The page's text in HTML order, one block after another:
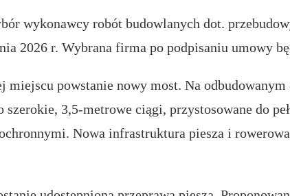
wykonawcy robót budowlanych dot.
2026 r. Wybrana firma po podpisaniu umowy
miejscu powstanie nowy most. Na
3,5-metrowe ciągi, przystosowane do
Nowa infrastruktura piesza i